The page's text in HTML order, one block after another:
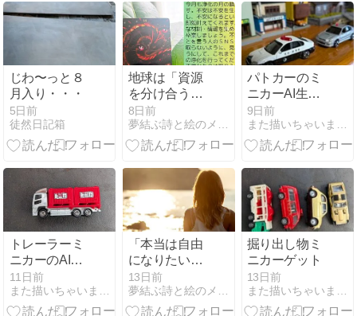
じわ〜っと８
月入り・・・
5日前
徒然日記箱
地球は「資源
を分け合う意
識」へと変化
しています
8日前
パトカーのミ
ニカーAI生成
による異世界
風景
9日前
トレーラーミ
ニカーのAI生
成による異世
界風景
11日前
また描いちゃいました
「本当は自由
になりたい。
でも、自由に
なるのが怖
い。」～観音
13日前
夢結ぶ詩と絵のメッセージ・シトエ
掘り出し物ミ
ニカーゲット
13日前
また描いちゃいました